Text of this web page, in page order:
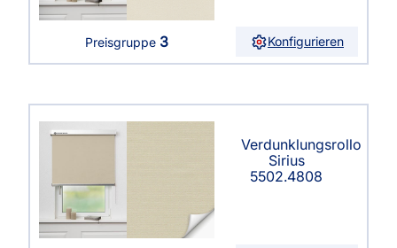
Preisgruppe 3 Konfigurieren
Verdunklungsrollo
Sirius
5502.4808